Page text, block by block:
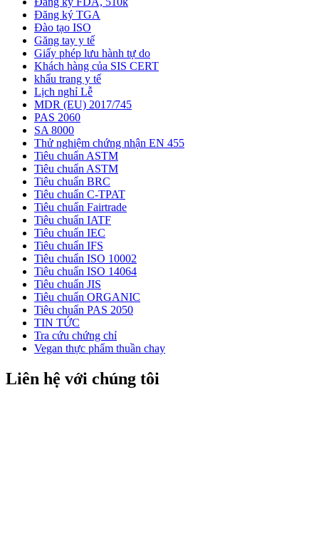
Đăng ký TGA
Đào tạo ISO
Găng tay y tế
Giấy phép lưu hành tự do
Khách hàng của SIS CERT
khẩu trang y tế
Lịch nghỉ Lễ
MDR (EU) 2017/745
PAS 2060
SA 8000
Thử nghiệm chứng nhận EN 455
Tiêu chuẩn ASTM
Tiêu chuẩn ASTM
Tiêu chuẩn BRC
Tiêu chuẩn C-TPAT
Tiêu chuẩn Fairtrade
Tiêu chuẩn IATF
Tiêu chuẩn IEC
Tiêu chuẩn IFS
Tiêu chuẩn ISO 10002
Tiêu chuẩn ISO 14064
Tiêu chuẩn JIS
Tiêu chuẩn ORGANIC
Tiêu chuẩn PAS 2050
TIN TỨC
Tra cứu chứng chỉ
Vegan thực phẩm thuần chay
Liên hệ với chúng tôi